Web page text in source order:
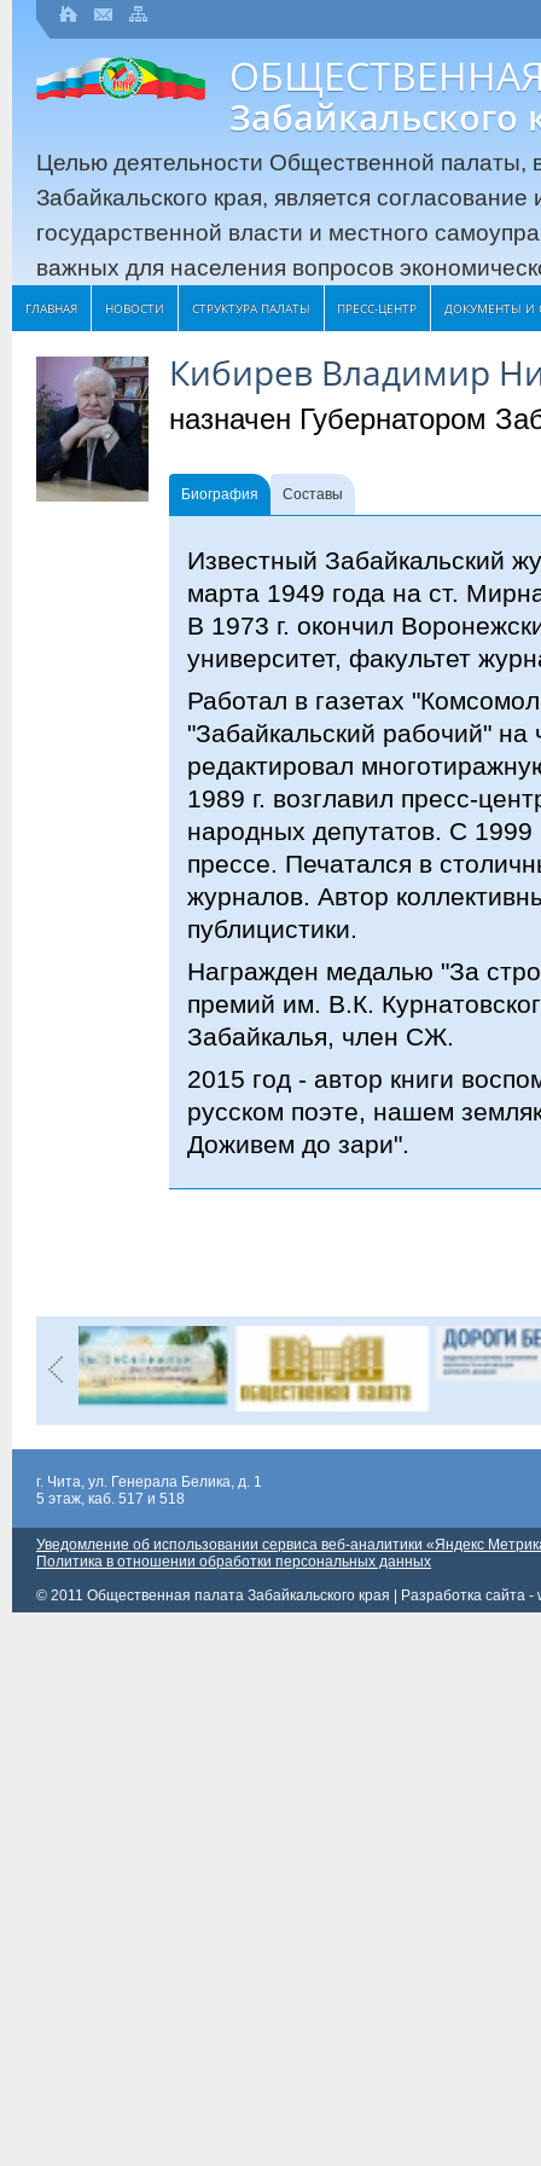
Забайкальского
Целью деятельности Общественной палаты,
Забайкальского края, является
государственной власти и местного
важных для населения вопросов
ГЛАВНАЯ НОВОСТИ СТРУКТУРА ПАЛАТЫ ПРЕСС-ЦЕНТР ДОКУМЕНТЫ И
Кибирев Владимир
назначен Губернатором
Биография Составы
Известный Забайкальский
марта 1949 года на ст.
В 1973 г. окончил
университет, факультет
Работал в газетах
"Забайкальский рабочий" на
редактировал
1989 г. возглавил пресс-
народных депутатов. С 1999
прессе. Печатался в
журналов. Автор
публицистики.
Награжден медалью "За
премий им. В.К.
Забайкалья, член СЖ.
2015 год - автор книги
русском поэте, нашем
Доживем до зари".
г. Чита, ул. Генерала Белика, д. 1
5 этаж, каб. 517 и 518
Уведомление об использовании сервиса веб-аналитики «Яндекс
Политика в отношении обработки персональных данных
© 2011 Общественная палата Забайкальского края |
Разработка сайта -